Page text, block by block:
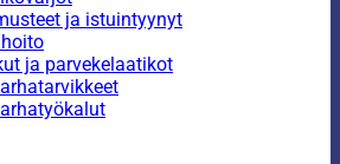
ja istuintyynyt
ja parvekelaatikot